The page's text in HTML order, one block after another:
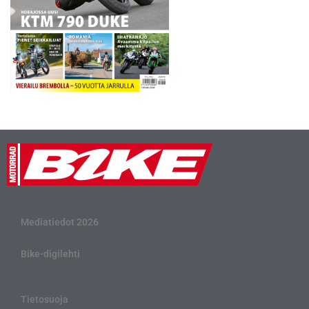
Mediatiedot 2026
Bike-digilehti
Tietosuoja